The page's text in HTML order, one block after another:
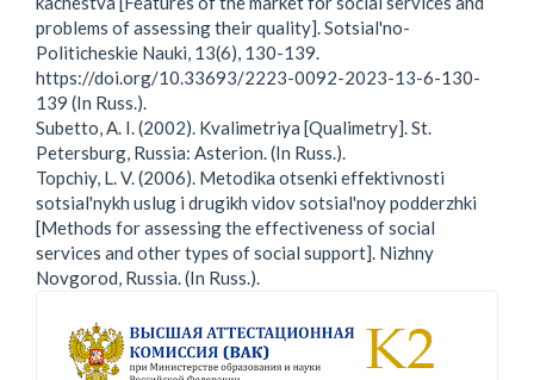
problems of assessing their quality]. Sotsial'no-
Politicheskie Nauki, 13(6), 130-139.
https://doi.org/10.33693/2223-0092-2023-13-6-130-
139 (In Russ.).
Subetto, A. I. (2002). Kvalimetriya [Qualimetry]. St.
Petersburg, Russia: Asterion. (In Russ.).
Topchiy, L. V. (2006). Metodika otsenki effektivnosti
sotsial'nykh uslug i drugikh vidov sotsial'noy podderzhki
[Methods for assessing the effectiveness of social
services and other types of social support]. Nizhny
Novgorod, Russia. (In Russ.).